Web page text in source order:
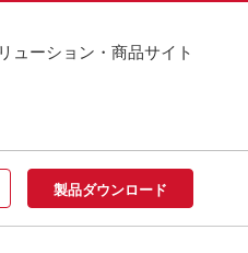
ューション・商品サイト
製品ダウンロード